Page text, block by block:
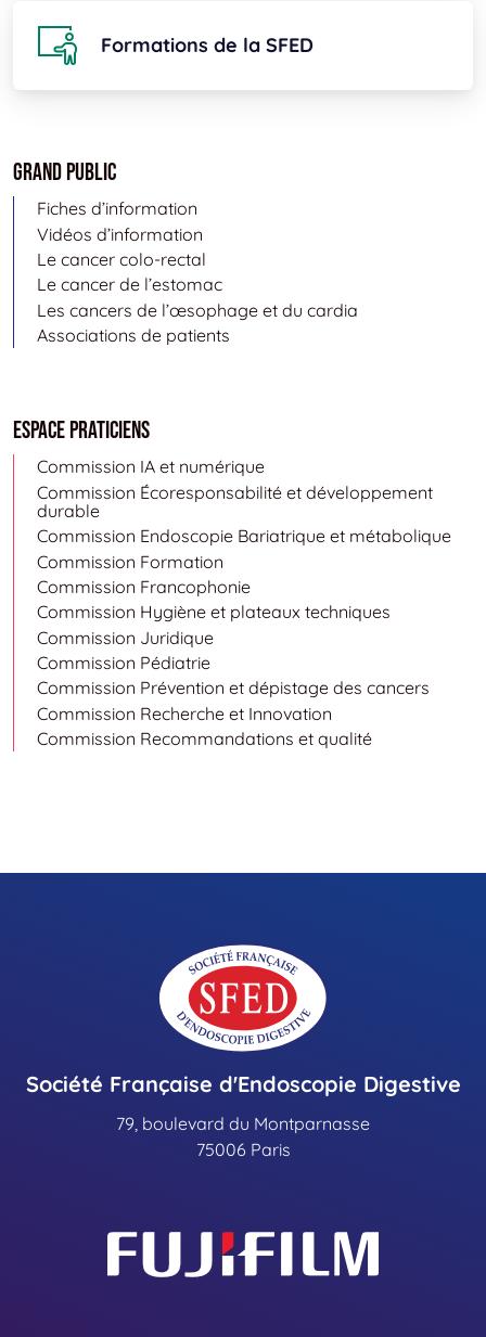
Formations de la SFED
Grand public
Fiches d’information
Vidéos d’information
Le cancer colo-rectal
Le cancer de l’estomac
Les cancers de l’œsophage et du cardia
Associations de patients
Espace Praticiens
Commission IA et numérique
Commission Écoresponsabilité et développement
durable
Commission Endoscopie Bariatrique et métabolique
Commission Formation
Commission Francophonie
Commission Hygiène et plateaux techniques
Commission Juridique
Commission Pédiatrie
Commission Prévention et dépistage des cancers
Commission Recherche et Innovation
Commission Recommandations et qualité
Société Française d'Endoscopie Digestive
79, boulevard du Montparnasse
75006 Paris